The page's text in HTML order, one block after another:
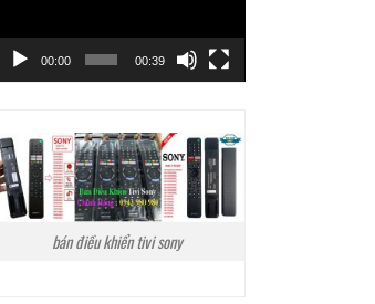
00:00 00:39
bán điều khiển tivi sony